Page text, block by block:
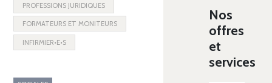
PROFESSIONS JURIDIQUES
FORMATEURS ET MONITEURS
INFIRMIER•E•S
Nos
offres
et
services